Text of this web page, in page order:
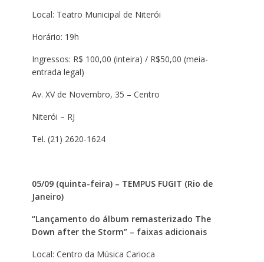
Local: Teatro Municipal de Niterói
Horário: 19h
Ingressos: R$ 100,00 (inteira) / R$50,00 (meia-
entrada legal)
Av. XV de Novembro, 35 – Centro
Niterói – RJ
Tel. (21) 2620-1624
05/09 (quinta-feira) – TEMPUS FUGIT (Rio de
Janeiro)
“Lançamento do álbum remasterizado The
Down after the Storm” – faixas adicionais
Local: Centro da Música Carioca